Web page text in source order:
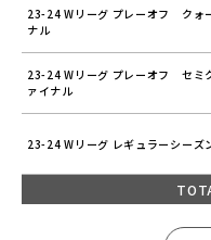
23-24 Wリーグ プレーオフ クォ
ナル
23-24 Wリーグ プレーオフ セミ
ァイナル
23-24 Wリーグ レギュラーシーズ